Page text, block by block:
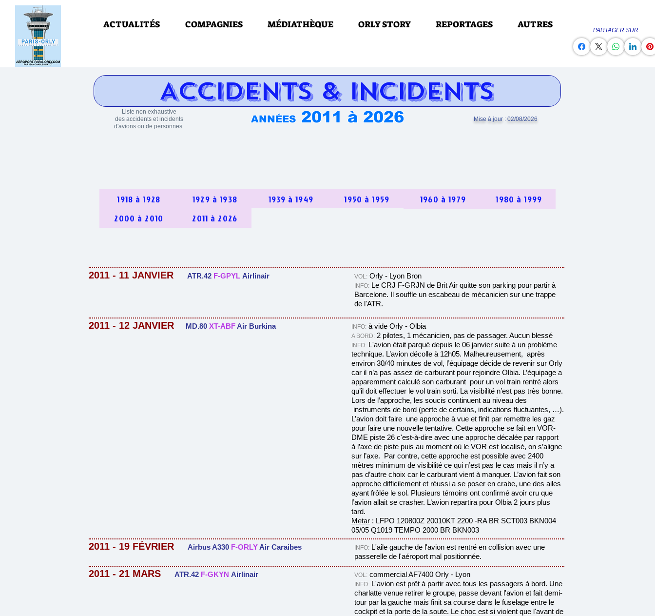
ACTUALITÉS COMPAGNIES MÉDIATHÈQUE ORLY STORY REPORTAGES AUTRES PARTAGER SUR
ACCIDENTS & INCIDENTS
Liste non exhaustive
des accidents et incidents
d'avions ou de personnes.
ANNÉES 2011 à 2026 Mise à jour : 02/08/2026
1918 à 1928
2000 à 2010
1929 à 1938
2011 à 2026
1939 à 1949 1950 à 1959 1960 à 1979 1980 à 1999
2011 - 11 JANVIER ATR.42 F-GPYL Airlinair VOL: Orly - Lyon Bron
INFO: Le CRJ F-GRJN de Brit Air quitte son parking pour partir à
Barcelone. Il souffle un escabeau de mécanicien sur une trappe
de l'ATR.
2011 - 12 JANVIER MD.80 XT-ABFAir Burkina INFO: à vide Orly - Olbia
A BORD: 2 pilotes, 1 mécanicien, pas de passager. Aucun blessé
INFO: L'avion était parqué depuis le 06 janvier suite à un problème
technique. L’avion décolle à 12h05. Malheureusement, après
environ 30/40 minutes de vol, l’équipage décide de revenir sur Orly
car il n’a pas assez de carburant pour rejoindre Olbia. L’équipage a
apparemment calculé son carburant pour un vol train rentré alors
qu’il doit effectuer le vol train sorti. La visibilité n’est pas très bonne.
Lors de l’approche, les soucis continuent au niveau des
instruments de bord (perte de certains, indications fluctuantes, …).
L’avion doit faire une approche à vue et finit par remettre les gaz
pour faire une nouvelle tentative. Cette approche se fait en VOR-
DME piste 26 c'est-à-dire avec une approche décalée par rapport
à l’axe de piste puis au moment où le VOR est localisé, on s’aligne
sur l’axe. Par contre, cette approche est possible avec 2400
mètres minimum de visibilité ce qui n’est pas le cas mais il n’y a
pas d’autre choix car le carburant vient à manquer. L’avion fait son
approche difficilement et réussi a se poser en crabe, une des ailes
ayant frôlée le sol. Plusieurs témoins ont confirmé avoir cru que
l’avion allait se crasher. L’avion repartira pour Olbia 2 jours plus
tard.
Metar : LFPO 120800Z 20010KT 2200 -RA BR SCT003 BKN004
05/05 Q1019 TEMPO 2000 BR BKN003
2011 - 19 FÉVRIER Airbus A330 F-ORLYAir Caraibes INFO: L'aile gauche de l'avion est rentré en collision avec une
passerelle de l'aéroport mal positionnée.
2011 - 21 MARS ATR.42 F-GKYN Airlinair VOL: commercial AF7400 Orly - Lyon
INFO: L'avion est prêt à partir avec tous les passagers à bord. Une
charlatte venue retirer le groupe, passe devant l'avion et fait demi-
tour par la gauche mais finit sa course dans le fuselage entre le
cockpit et la porte de la soute. Le choc est si violent que l'avant de